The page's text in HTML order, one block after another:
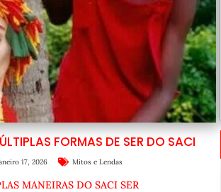
FORMAS DE SER DO SACI
17, 2026 Mitos e Lendas
MANEIRAS DO SACI SER